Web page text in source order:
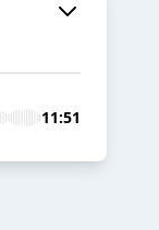
11:51